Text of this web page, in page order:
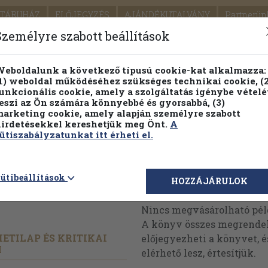
ELŐJEGYZÉS AJÁNDÉKUTALVÁNY
SEGÍTSÉG
PILLANATNYI ÁRAINK FENNTARTHATÓ
Részletes kereső Témaköri fa
ÉS KRITIKAI
Megvásárolható
Nincs megvásárolható
A könyv összes
előjegyezheti a könyvet,
elérhető lesz, értesítjük.
szabott beállítások
a következő típusú cookie-kat alkalmazza:
weboldal működéséhez szükséges technikai cookie,
cookie, amely a szolgáltatás igénybe
az Ön számára könnyebbé és gyorsabbá, (3)
cookie, amely alapján személyre szabott
kereshetjük meg Önt. A
itt érheti el.
HOZZÁJÁRULOK